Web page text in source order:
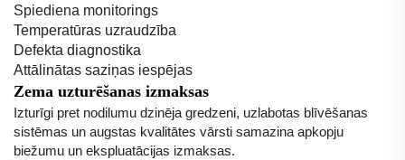
Spiediena monitorings
Temperatūras uzraudzība
Defekta diagnostika
Attālinātas saziņas iespējas
Zema uzturēšanas izmaksas
Izturīgi pret nodilumu dzinēja gredzeni, uzlabotas blīvēšanas
sistēmas un augstas kvalitātes vārsti samazina apkopju
biežumu un ekspluatācijas izmaksas.